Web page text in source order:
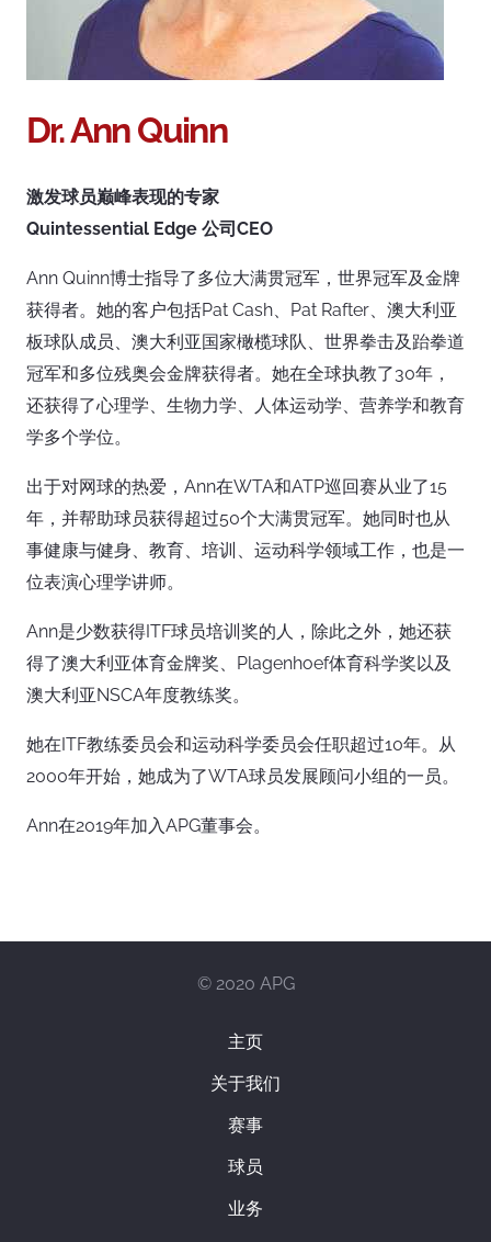
Dr. Ann Quinn
激发球员巅峰表现的专家
Quintessential Edge 公司CEO
Ann Quinn博士指导了多位大满贯冠军，世界冠军及金牌
获得者。她的客户包括Pat Cash、Pat Rafter、澳大利亚
板球队成员、澳大利亚国家橄榄球队、世界拳击及跆拳道
冠军和多位残奥会金牌获得者。她在全球执教了30年，
还获得了心理学、生物力学、人体运动学、营养学和教育
学多个学位。
出于对网球的热爱，Ann在WTA和ATP巡回赛从业了15
年，并帮助球员获得超过50个大满贯冠军。她同时也从
事健康与健身、教育、培训、运动科学领域工作，也是一
位表演心理学讲师。
Ann是少数获得ITF球员培训奖的人，除此之外，她还获
得了澳大利亚体育金牌奖、Plagenhoef体育科学奖以及
澳大利亚NSCA年度教练奖。
她在ITF教练委员会和运动科学委员会任职超过10年。从
2000年开始，她成为了WTA球员发展顾问小组的一员。
Ann在2019年加入APG董事会。
© 2020 APG
主页
关于我们
赛事
球员
业务